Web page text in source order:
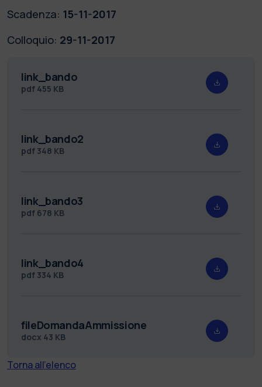
Scadenza: 15-11-2017
Colloquio: 29-11-2017
link_bando
pdf 455 KB
link_bando2
pdf 348 KB
link_bando3
pdf 678 KB
link_bando4
pdf 334 KB
fileDomandaAmmissione
docx 43 KB
Torna all'elenco